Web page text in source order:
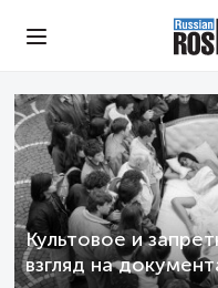
Культовое и
взгляд на